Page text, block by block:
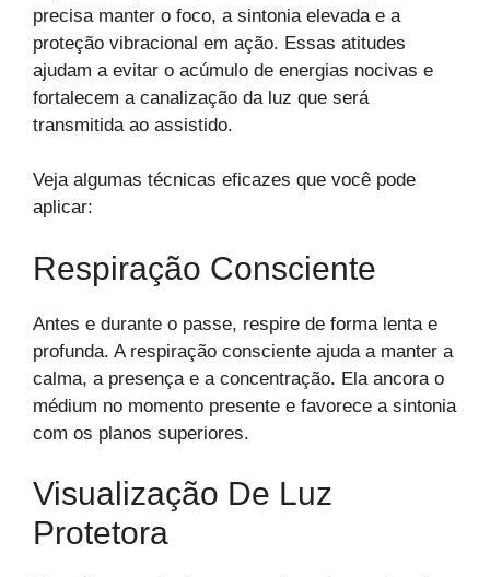
precisa manter o foco, a sintonia elevada e a
proteção vibracional em ação. Essas atitudes
ajudam a evitar o acúmulo de energias nocivas e
fortalecem a canalização da luz que será
transmitida ao assistido.
Veja algumas técnicas eficazes que você pode
aplicar:
Respiração Consciente
Antes e durante o passe, respire de forma lenta e
profunda. A respiração consciente ajuda a manter a
calma, a presença e a concentração. Ela ancora o
médium no momento presente e favorece a sintonia
com os planos superiores.
Visualização De Luz
Protetora